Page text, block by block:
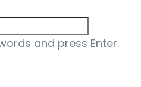
and press Enter.